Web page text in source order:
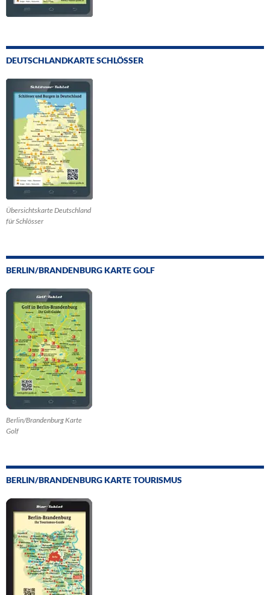
DEUTSCHLANDKARTE SCHLÖSSER
Übersichtskarte Deutschland
für Schlösser
BERLIN/BRANDENBURG KARTE GOLF
Berlin/Brandenburg Karte
Golf
BERLIN/BRANDENBURG KARTE TOURISMUS